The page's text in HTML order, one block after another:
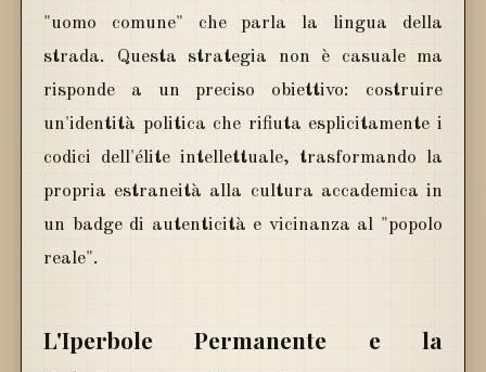
"uomo comune" che parla la lingua della
strada. Questa strategia non è casuale ma
risponde a un preciso obiettivo: costruire
un'identità politica che rifiuta esplicitamente i
codici dell'élite intellettuale, trasformando la
propria estraneità alla cultura accademica in
un badge di autenticità e vicinanza al "popolo
reale".
L'Iperbole Permanente e la